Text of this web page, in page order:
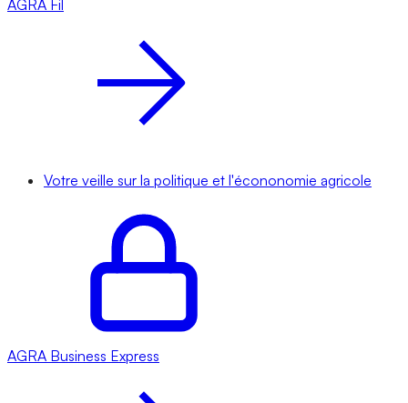
AGRA Fil
Votre veille sur la politique et l'écononomie agricole
AGRA Business Express